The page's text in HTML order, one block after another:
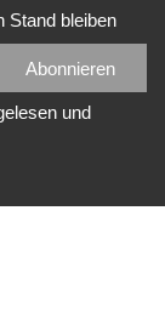
Stand bleiben
Abonnieren
und